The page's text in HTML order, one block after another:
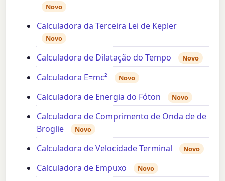
Novo
Calculadora da Terceira Lei de Kepler
Novo
Calculadora de Dilatação do Tempo Novo
Calculadora E=mc² Novo
Calculadora de Energia do Fóton Novo
Calculadora de Comprimento de Onda de de
Broglie
Novo
Calculadora de Velocidade Terminal Novo
Calculadora de Empuxo Novo